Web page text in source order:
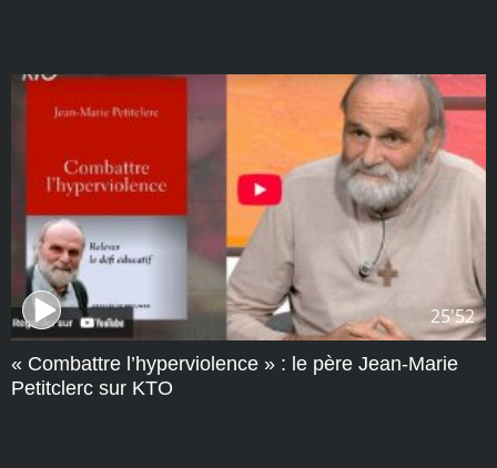
25'52
« Combattre l’hyperviolence » : le père Jean-Marie
Petitclerc sur KTO